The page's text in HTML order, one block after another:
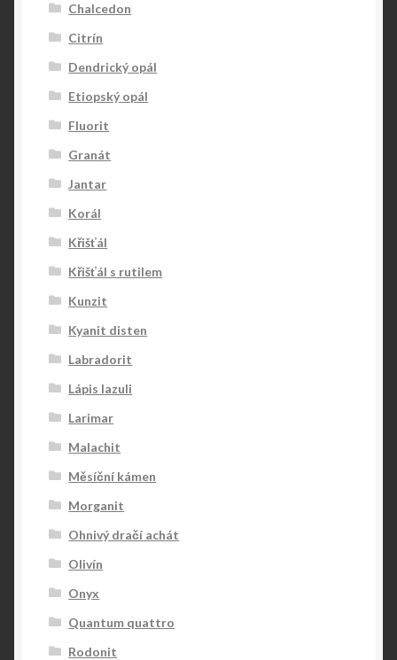
Chalcedon
Citrín
Dendrický opál
Etiopský opál
Fluorit
Granát
Jantar
Korál
Křišťál
Křišťál s rutilem
Kunzit
Kyanit disten
Labradorit
Lápis lazuli
Larimar
Malachit
Měsíční kámen
Morganit
Ohnivý dračí achát
Olivín
Onyx
Quantum quattro
Rodonit